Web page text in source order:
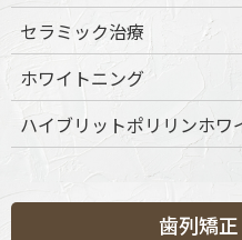
セラミック治療
ホワイトニング
ハイブリットポリリンホワ
歯列矯